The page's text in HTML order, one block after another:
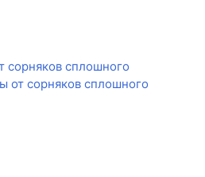
сорняков сплошного
от сорняков сплошного